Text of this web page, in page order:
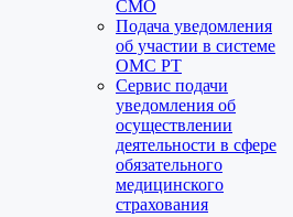
СМО
Подача уведомления
об участии в системе
ОМС РТ
Сервис подачи
уведомления об
осуществлении
деятельности в сфере
обязательного
медицинского
страхования